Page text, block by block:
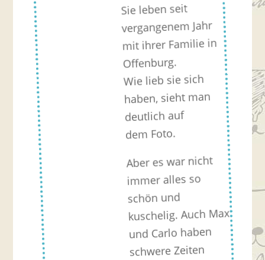
Sie leben seit
vergangenem Jahr
mit ihrer Familie in
Offenburg.
Wie lieb sie sich
haben, sieht man
deutlich auf
dem Foto.
Aber es war nicht
immer alles so
schön und
kuschelig. Auch Max
und Carlo haben
schwere Zeiten